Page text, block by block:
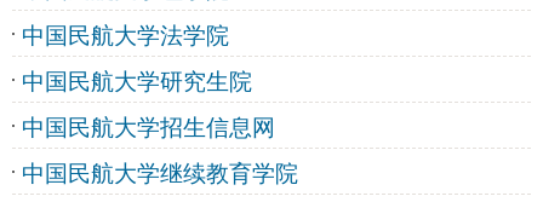
中国民航大学法学院
中国民航大学研究生院
中国民航大学招生信息网
中国民航大学继续教育学院